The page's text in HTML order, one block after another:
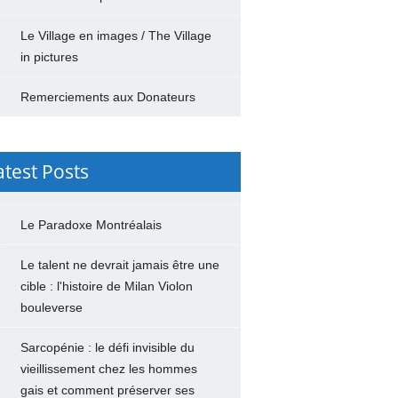
Le Village en images / The Village
in pictures
Remerciements aux Donateurs
Posts
Le Paradoxe Montréalais
Le talent ne devrait jamais être une
cible : l'histoire de Milan Violon
bouleverse
Sarcopénie : le défi invisible du
vieillissement chez les hommes
gais et comment préserver ses